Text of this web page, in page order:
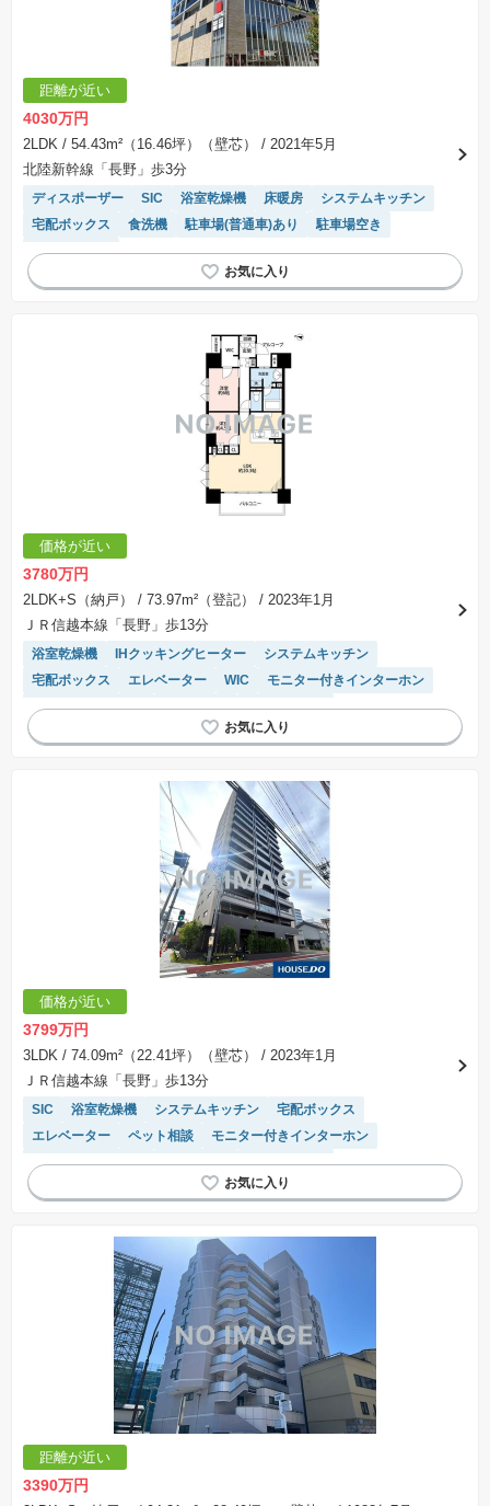
距離が近い
4030万円
2LDK / 54.43m²（16.46坪）（壁芯）
/ 2021年5月
北陸新幹線「長野」歩3分
ディスポーザー SIC 浴室乾燥機 床暖房
システムキッチン
宅配ボックス
食洗機 駐車場(普通車)あり
駐車場空き
温水洗浄便座
価格が近い
3780万円
2LDK+S（納戸） / 73.97m²（登記）
/ 2023年1月
ＪＲ信越本線「長野」歩13分
浴室乾燥機 IHクッキングヒーター
システムキッチン
宅配ボックス
エレベーター WIC
モニター付きインターホン
駐車場(普通車)あり
駐車場空き 温水洗浄便座
価格が近い
3799万円
3LDK / 74.09m²（22.41坪）（壁芯）
/ 2023年1月
ＪＲ信越本線「長野」歩13分
SIC 浴室乾燥機 システムキッチン
宅配ボックス
エレベーター
ペット相談
モニター付きインターホン
駐車場(普通車)あり
駐車場空き 温水洗浄便座
距離が近い
3390万円